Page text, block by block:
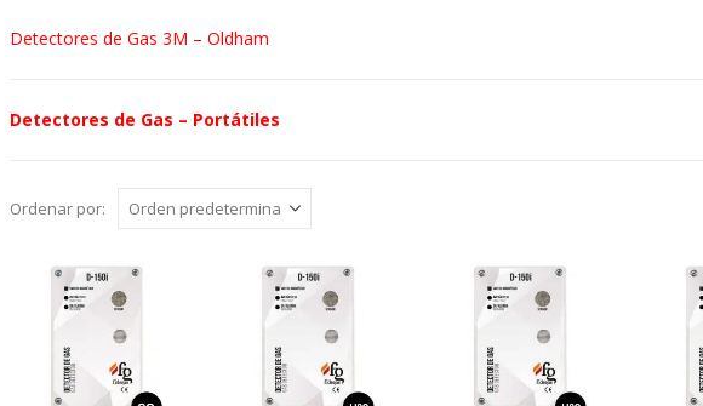
Detectores de Gas 3M – Oldham
Detectores de Gas – Portátiles
Ordenar por: